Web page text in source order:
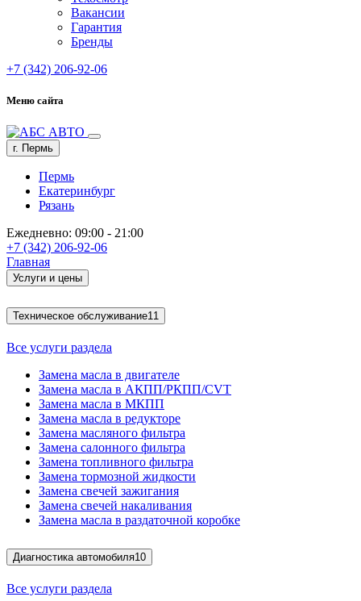
Вакансии
Гарантия
Бренды
+7 (342) 206-92-06
Меню сайта
г. Пермь
Пермь
Екатеринбург
Рязань
Ежедневно: 09:00 - 21:00
+7 (342) 206-92-06
Главная
Услуги и цены
Техническое обслуживание11
Все услуги раздела
Замена масла в двигателе
Замена масла в АКПП/РКПП/CVT
Замена масла в МКПП
Замена масла в редукторе
Замена масляного фильтра
Замена салонного фильтра
Замена топливного фильтра
Замена тормозной жидкости
Замена свечей зажигания
Замена свечей накаливания
Замена масла в раздаточной коробке
Диагностика автомобиля10
Все услуги раздела